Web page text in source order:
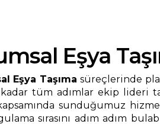
Eşya
Eşya Taşıma süreçlerinde
kadar tüm adımlar ekip
sunduğumuz
sırasını adım adım